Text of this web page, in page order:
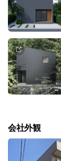
会社外観